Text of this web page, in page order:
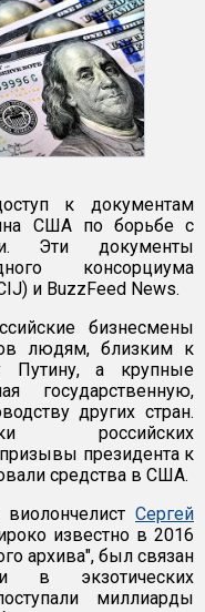
к документам
США по борьбе с
Эти документы
консорциума
и BuzzFeed News.
бизнесмены
людям, близким к
Путину, а крупные
государственную,
других стран.
российских
президента к
средства в США.
Сергей
известно в 2016
архива", был связан
в экзотических
миллиарды